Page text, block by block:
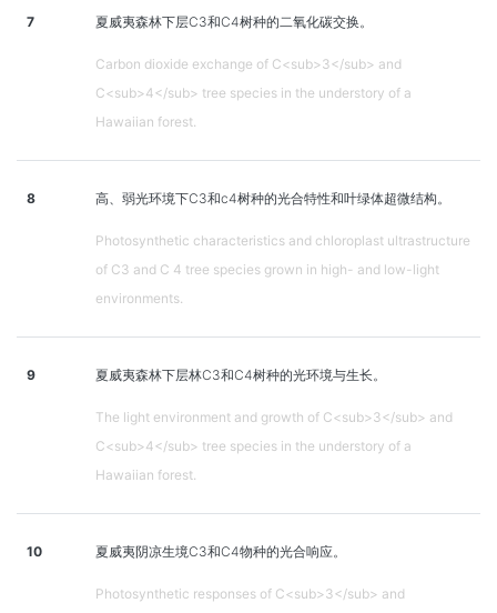
7 夏威夷森林下层C3和C4树种的二氧化碳交换。
Carbon dioxide exchange of C<sub>3</sub> and
C<sub>4</sub> tree species in the understory of a
Hawaiian forest.
8 高、弱光环境下C3和c4树种的光合特性和叶绿体超微结构。
Photosynthetic characteristics and chloroplast ultrastructure
of C3 and C 4 tree species grown in high- and low-light
environments.
9 夏威夷森林下层林C3和C4树种的光环境与生长。
The light environment and growth of C<sub>3</sub> and
C<sub>4</sub> tree species in the understory of a
Hawaiian forest.
10 夏威夷阴凉生境C3和C4物种的光合响应。
Photosynthetic responses of C<sub>3</sub> and